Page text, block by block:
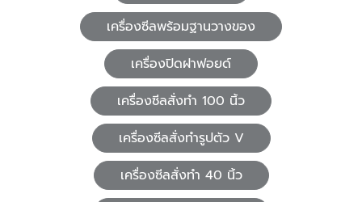
เครื่องซีลพร้อมฐานวางของ
เครื่องปิดฝาฟอยด์
เครื่องซีลสั่งทำ 100 นิ้ว
เครื่องซีลสั่งทำรูปตัว V
เครื่องซีลสั่งทำ 40 นิ้ว